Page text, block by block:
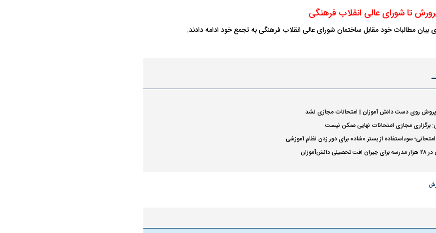
تا شورای عالی انقلاب فرهنگی
بیان مطالبات خود مقابل ساختمان شورای عالی انقلاب فرهنگی به تجمع خود ادامه دادند.
روی دست دانش آموزان | امتحانات مجازی نشد
برگزاری مجازی امتحانات نهایی ممکن نیست
سوءاستفاده از بستر «شاد» برای دور زدن نظام آموزشی